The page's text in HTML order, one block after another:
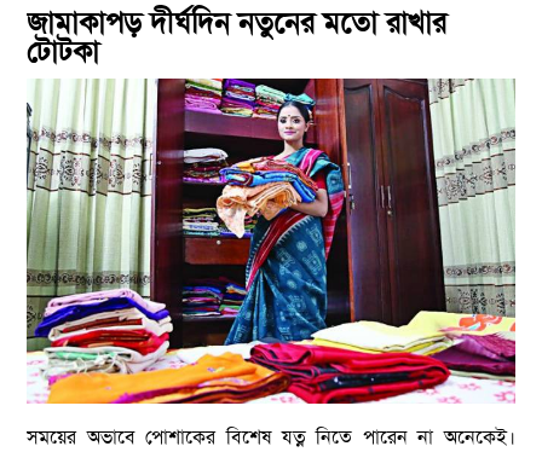
জামাকাপড় দীর্ঘদিন নতুনের মতো রাখার
টোটকা
সময়ের অভাবে পোশাকের বিশেষ যত্ন নিতে পারেন না অনেকেই।